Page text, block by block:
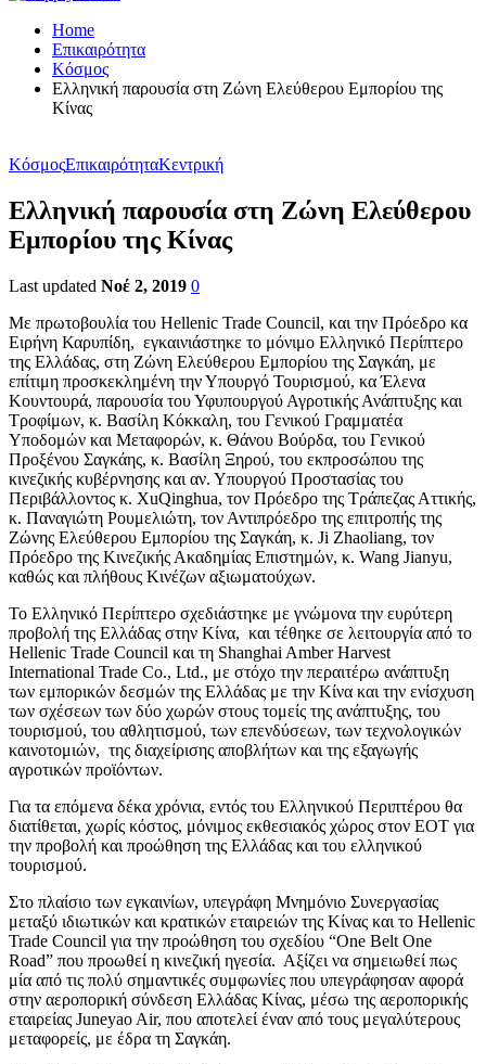
Home
Επικαιρότητα
Κόσμος
Ελληνική παρουσία στη Ζώνη Ελεύθερου Εμπορίου της
Κίνας
ΚόσμοςΕπικαιρότηταΚεντρική
Ελληνική παρουσία στη Ζώνη Ελεύθερου
Εμπορίου της Κίνας
Last updated Νοέ 2, 2019 0
Με πρωτοβουλία του Hellenic Trade Council, και την Πρόεδρο κα
Ειρήνη Καρυπίδη, εγκαινιάστηκε το μόνιμο Ελληνικό Περίπτερο
της Ελλάδας, στη Ζώνη Ελεύθερου Εμπορίου της Σαγκάη, με
επίτιμη προσκεκλημένη την Υπουργό Τουρισμού, κα Έλενα
Κουντουρά, παρουσία του Υφυπουργού Αγροτικής Ανάπτυξης και
Τροφίμων, κ. Βασίλη Κόκκαλη, του Γενικού Γραμματέα
Υποδομών και Μεταφορών, κ. Θάνου Βούρδα, του Γενικού
Προξένου Σαγκάης, κ. Βασίλη Ξηρού, του εκπροσώπου της
κινεζικής κυβέρνησης και αν. Υπουργού Προστασίας του
Περιβάλλοντος κ. XuQinghua, τον Πρόεδρο της Τράπεζας Αττικής,
κ. Παναγιώτη Ρουμελιώτη, τον Αντιπρόεδρο της επιτροπής της
Ζώνης Ελεύθερου Εμπορίου της Σαγκάη, κ. Ji Zhaoliang, τον
Πρόεδρο της Κινεζικής Ακαδημίας Επιστημών, κ. Wang Jianyu,
καθώς και πλήθους Κινέζων αξιωματούχων.
Το Ελληνικό Περίπτερο σχεδιάστηκε με γνώμονα την ευρύτερη
προβολή της Ελλάδας στην Κίνα, και τέθηκε σε λειτουργία από το
Hellenic Trade Council και τη Shanghai Amber Harvest
International Trade Co., Ltd., με στόχο την περαιτέρω ανάπτυξη
των εμπορικών δεσμών της Ελλάδας με την Κίνα και την ενίσχυση
των σχέσεων των δύο χωρών στους τομείς της ανάπτυξης, του
τουρισμού, του αθλητισμού, των επενδύσεων, των τεχνολογικών
καινοτομιών, της διαχείρισης αποβλήτων και της εξαγωγής
αγροτικών προϊόντων.
Για τα επόμενα δέκα χρόνια, εντός του Ελληνικού Περιπτέρου θα
διατίθεται, χωρίς κόστος, μόνιμος εκθεσιακός χώρος στον ΕΟΤ για
την προβολή και προώθηση της Ελλάδας και του ελληνικού
τουρισμού.
Στο πλαίσιο των εγκαινίων, υπεγράφη Μνημόνιο Συνεργασίας
μεταξύ ιδιωτικών και κρατικών εταιρειών της Κίνας και τo Hellenic
Trade Council για την προώθηση του σχεδίου “One Belt One
Road” που προωθεί η κινεζική ηγεσία. Αξίζει να σημειωθεί πως
μία από τις πολύ σημαντικές συμφωνίες που υπεγράφησαν αφορά
στην αεροπορική σύνδεση Ελλάδας Κίνας, μέσω της αεροπορικής
εταιρείας Juneyao Air, που αποτελεί έναν από τους μεγαλύτερους
μεταφορείς, με έδρα τη Σαγκάη.